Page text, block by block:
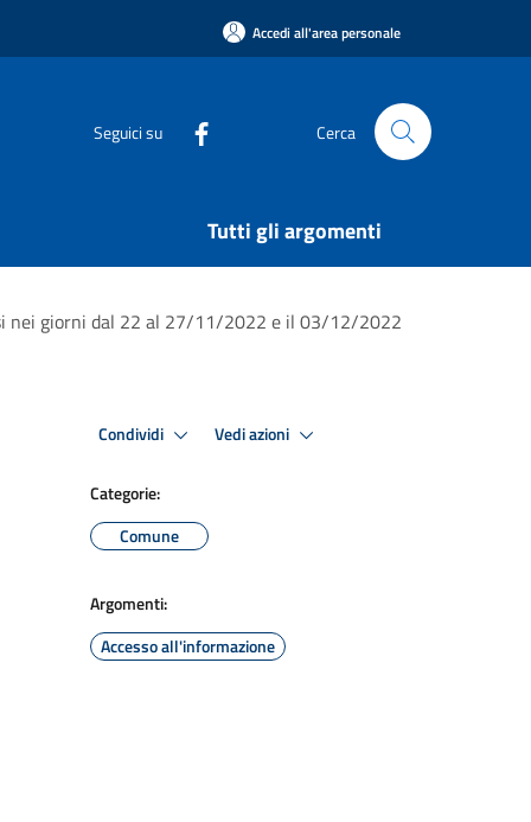
Accedi all'area personale
Seguici su Cerca
Tutti gli argomenti
nei giorni dal 22 al 27/11/2022 e il 03/12/2022
Condividi Vedi azioni
Categorie:
Comune
Argomenti:
Accesso all'informazione